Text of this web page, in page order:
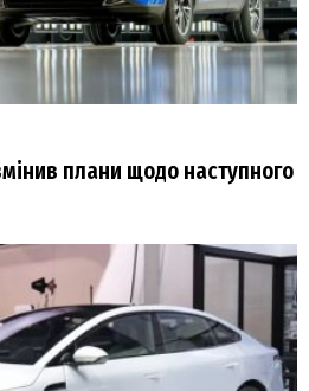
плани щодо наступного